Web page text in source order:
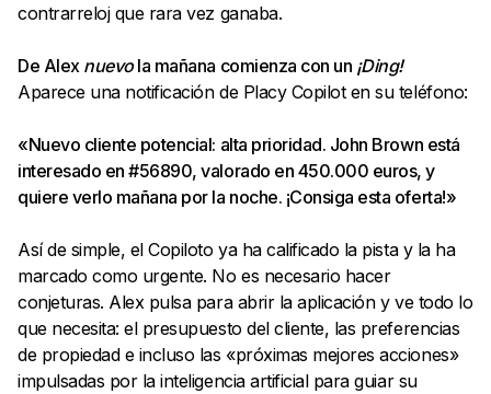
contrarreloj que rara vez ganaba.
De Alex nuevola mañana comienza con un ¡Ding!
Aparece una notificación de Placy Copilot en su teléfono:
«Nuevo cliente potencial: alta prioridad. John Brown está
interesado en #56890, valorado en 450.000 euros, y
quiere verlo mañana por la noche. ¡Consiga esta oferta!»
Así de simple, el Copiloto ya ha calificado la pista y la ha
marcado como urgente. No es necesario hacer
conjeturas. Alex pulsa para abrir la aplicación y ve todo lo
que necesita: el presupuesto del cliente, las preferencias
de propiedad e incluso las «próximas mejores acciones»
impulsadas por la inteligencia artificial para guiar su